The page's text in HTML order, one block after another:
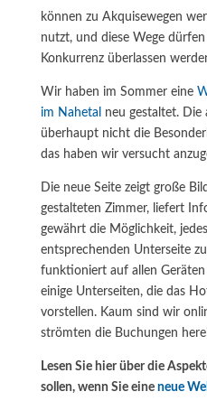
können zu Akquisewegen
nutzt, und diese Wege
Konkurrenz überlassen
Wir haben im Sommer eine
im Nahetal neu gestaltet. Die
überhaupt nicht die
das haben wir versucht
Die neue Seite zeigt große
gestalteten Zimmer, liefert
gewährt die Möglichkeit,
entsprechenden Unterseite
funktioniert auf allen
einige Unterseiten, die das
vorstellen. Kaum sind wir
strömten die Buchungen
Lesen Sie hier über die
sollen, wenn Sie eine neue